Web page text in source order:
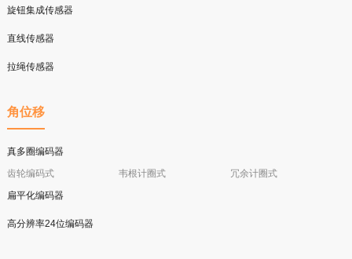
旋钮集成传感器
直线传感器
拉绳传感器
角位移
真多圈编码器
齿轮编码式
韦根计圈式
冗余计圈式
扁平化编码器
高分辨率24位编码器